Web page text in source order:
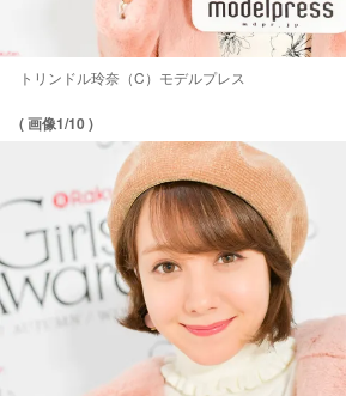
トリンドル玲奈（C）モデルプレス
( 画像1/10 )